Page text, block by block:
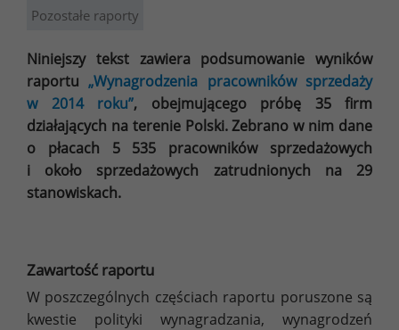
Pozostałe raporty
Niniejszy tekst zawiera podsumowanie wyników
raportu„Wynagrodzenia pracowników sprzedaży
w 2014 roku”, obejmującego próbę 35 firm
działających na terenie Polski. Zebrano w nim dane
o płacach 5 535 pracowników sprzedażowych
i około sprzedażowych zatrudnionych na 29
stanowiskach.
Zawartość raportu
W poszczególnych częściach raportu poruszone są
kwestie polityki wynagradzania, wynagrodzeń